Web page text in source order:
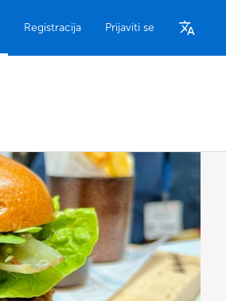
Registracija Prijaviti se